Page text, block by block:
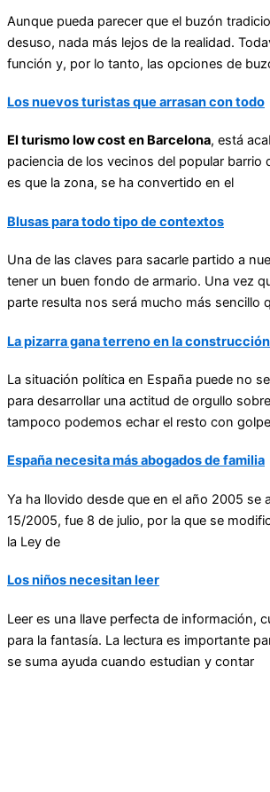
Aunque pueda parecer que el buzón
desuso, nada más lejos de la realidad.
función y, por lo tanto, las opciones de
Los nuevos turistas que arrasan con todo
El turismo low cost en Barcelona, está
paciencia de los vecinos del popular barrio
es que la zona, se ha convertido en el
Blusas para todo tipo de contextos
Una de las claves para sacarle partido a
tener un buen fondo de armario. Una vez
parte resulta nos será mucho más sencillo
La pizarra gana terreno en la construcción
La situación política en España puede no
para desarrollar una actitud de orgullo
tampoco podemos echar el resto con
España necesita más abogados de familia
Ya ha llovido desde que en el año 2005 se
15/2005, fue 8 de julio, por la que se
la Ley de
Los niños necesitan leer
Leer es una llave perfecta de información,
para la fantasía. La lectura es importante
se suma ayuda cuando estudian y contar